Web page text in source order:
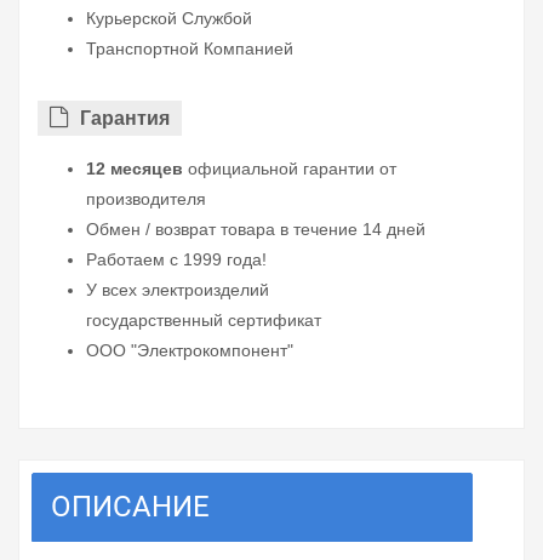
Курьерской Службой
Транспортной Компанией
Гарантия
12 месяцев официальной гарантии от
производителя
Обмен / возврат товара в течение 14 дней
Работаем с 1999 года!
У всех электроизделий
государственный сертификат
ООО "Электрокомпонент"
ОПИСАНИЕ